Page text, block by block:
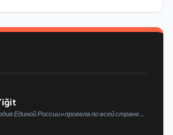
Единой России» провела по всей стране